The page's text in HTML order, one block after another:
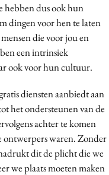
hebben dus ook hun
dingen voor hen te laten
die voor jou en
een intrinsiek
ook voor hun cultuur.
diensten aanbiedt aan
het ondersteunen van de
achter te komen
ontwerpers waren. Zonder
dit de plicht die we
we plaats moeten maken